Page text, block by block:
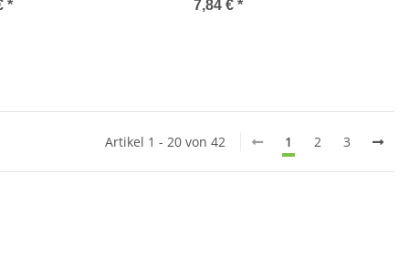
* 7,84 € *
Artikel 1 - 20 von 42 1 2 3